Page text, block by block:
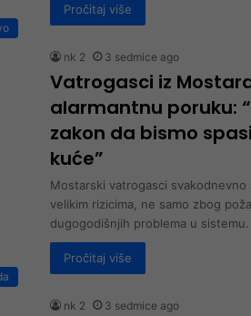
Pročitaj više
nk 2 3 sedmice ago
Vatrogasci iz
alarmantnu poruku:
zakon da bismo
kuće”
Mostarski vatrogasci svakodnevno
velikim rizicima, ne samo zbog
dugogodišnjih problema u sistemu.
Pročitaj više
nk 2 3 sedmice ago